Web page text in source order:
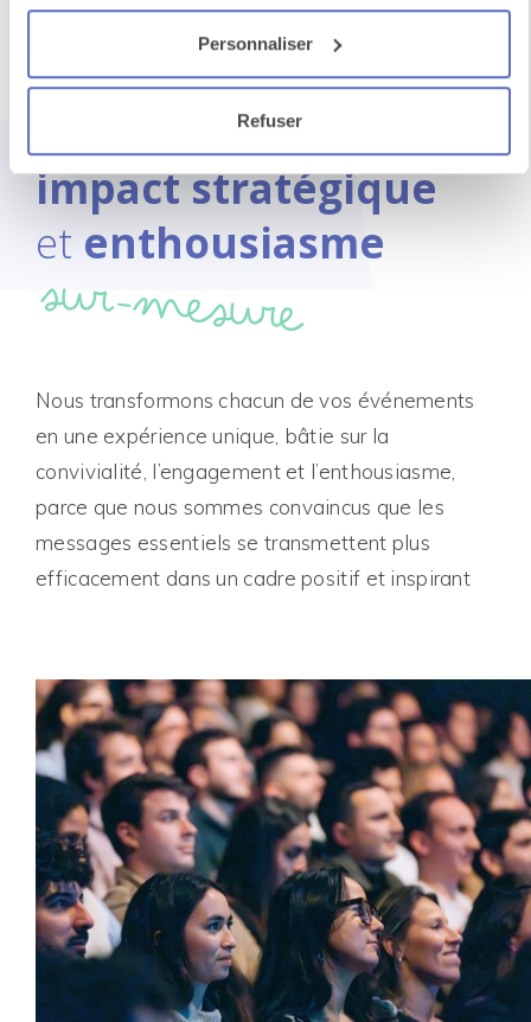
Personnaliser
Refuser
Un événement
qui rassemble
impact stratégique
et enthousiasme
sur-mesure
Nous transformons chacun de vos événements
en une expérience unique, bâtie sur la
convivialité, l’engagement et l’enthousiasme,
parce que nous sommes convaincus que les
messages essentiels se transmettent plus
efficacement dans un cadre positif et inspirant